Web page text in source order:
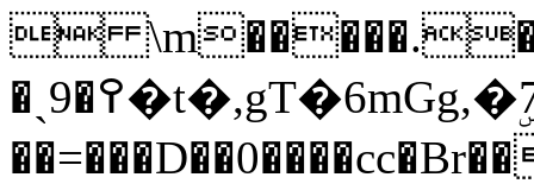

�ˏ9�߉�t�,gT�6mGg,�ۣ798v��E��f�S�,����"�-